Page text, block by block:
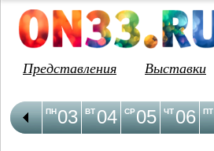
Представления
Выставки
03
ПН 04
ВТ 05
СР 06
ЧТ ПТ